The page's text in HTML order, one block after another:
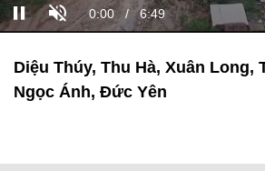
Diệu Thúy, Thu Hà, Xuân Long,
Ngọc Ánh, Đức Yên